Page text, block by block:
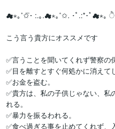
☁︎︎⋆｡˚✩⃛･ :.｡.☁︎︎⋆｡˚✩. ･ﾟ.:*･ﾟ☁︎︎⋆｡
こう言う貴方にオススメです
✅言うことを聞いてくれず警察の
✅目を離すとすぐ何処かに消えて
✅お金を盗む。
✅貴方は、私の子供じゃない、
れる。
✅暴力を振るわれる。
✅食べ過ぎる事を止めてくれず、